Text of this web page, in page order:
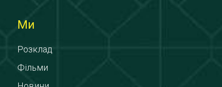
Ми
Розклад
Фільми